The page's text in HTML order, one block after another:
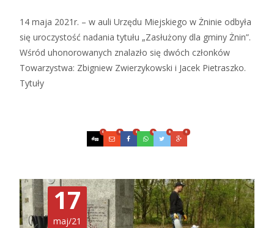
14 maja 2021r. – w auli Urzędu Miejskiego w Żninie odbyła
się uroczystość nadania tytułu „Zasłużony dla gminy Żnin”.
Wśród uhonorowanych znalazło się dwóch członków
Towarzystwa: Zbigniew Zwierzykowski i Jacek Pietraszko.
Tytuły
0 0 0 0 0 0
17
maj/21